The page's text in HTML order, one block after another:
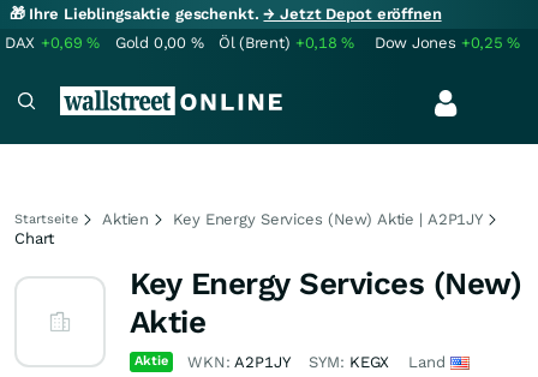
🎁 Ihre Lieblingsaktie geschenkt.→ Jetzt Depot eröffnen
DAX +0,69% Gold 0,00 % Öl (Brent) +0,18% Dow Jones +0,25%
Startseite Aktien
Key Energy Services (New) Aktie | A2P1JY
Chart
Key Energy Services (New)
Aktie
Aktie WKN:A2P1JY SYM: KEGX Land